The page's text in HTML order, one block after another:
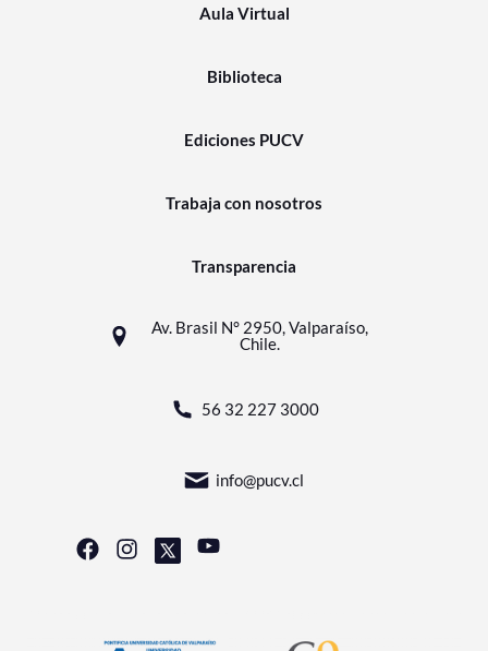
Aula Virtual
Biblioteca
Ediciones PUCV
Trabaja con nosotros
Transparencia
Av. Brasil N° 2950, Valparaíso,
Chile.
56 32 227 3000
info@pucv.cl